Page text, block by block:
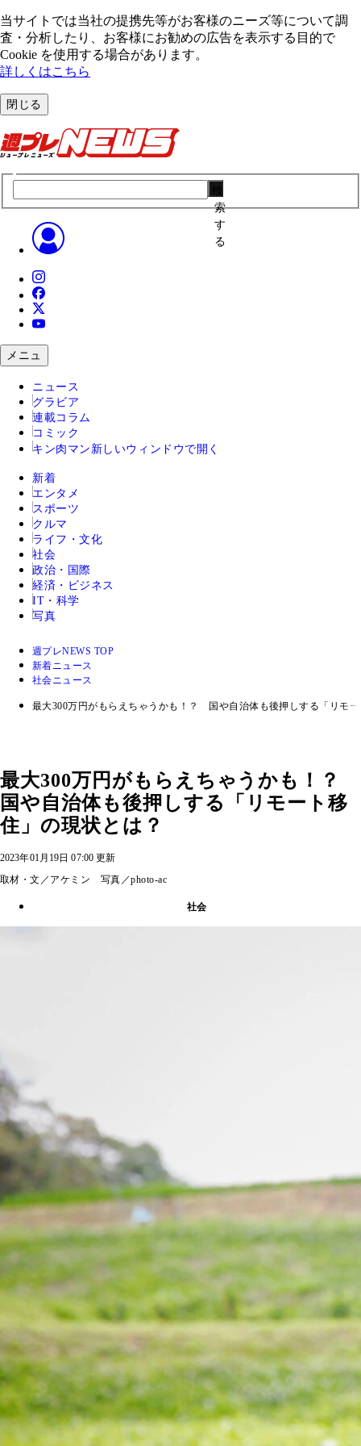
当サイトでは当社の提携先等がお客様のニーズ等について調
査・分析したり、お客様にお勧めの広告を表⽰する⽬的で
Cookie を使⽤する場合があります。
詳しくはこちら
閉じる
索
す
る
メニュ
ニュース
グラビア
連載コラム
コミック
キン肉マン 新しいウィンドウで開く
新着
エンタメ
スポーツ
クルマ
ライフ・文化
社会
政治・国際
経済・ビジネス
IT・科学
写真
週プレNEWS TOP
新着ニュース
社会ニュース
最大300万円がもらえちゃうかも！？ 国や自治体も後押しする「リモ
最大300万円がもらえちゃうかも！？
国や自治体も後押しする「リモート移
住」の現状とは？
2023年01月19日 07:00 更新
取材・文／アケミン 写真／photo-ac
社会